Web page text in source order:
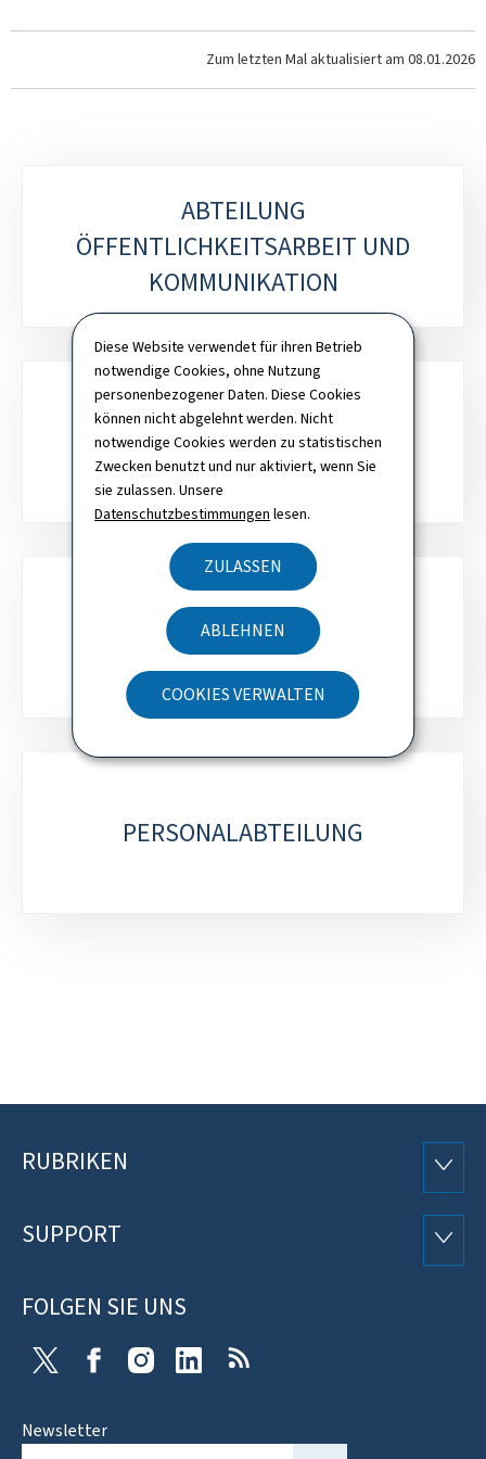
Diese Website verwendet für ihren Betrieb
notwendige Cookies, ohne Nutzung
personenbezogener Daten. Diese Cookies
können nicht abgelehnt werden. Nicht
notwendige Cookies werden zu statistischen
Zwecken benutzt und nur aktiviert, wenn Sie
sie zulassen. Unsere
Datenschutzbestimmungen lesen.
ZULASSEN
ABLEHNEN
COOKIES VERWALTEN
Zum letzten Mal aktualisiert am 08.01.2026
ABTEILUNG
ÖFFENTLICHKEITSARBEIT UND
KOMMUNIKATION
DIREKTION FÜR PROZESSE UND
DIGITALISIERUNG
ABTEILUNG LOGISTIK UND
WARTUNG
PERSONALABTEILUNG
Footer
RUBRIKEN
SUPPORT
FOLGEN SIE UNS
FacebookInstagramLinkedin
Newsletter